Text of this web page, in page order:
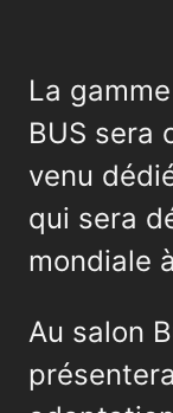
La
BUS sera
venu
qui sera
mondiale
Au salon